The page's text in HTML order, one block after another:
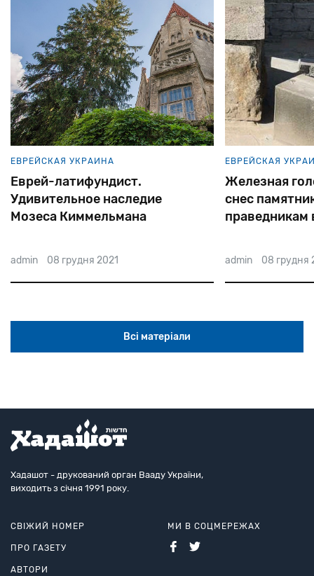
ЕВРЕЙСКАЯ УКРАИНА
Еврей-латифундист.
Удивительное наследие
Мозеса Киммельмана
admin 08 грудня 2021
ЕВРЕЙСКАЯ
Железная
снес
праведникам
admin 08 грудня
Всі матеріали
Хадашот - друкований орган Вааду України,
виходить з січня 1991 року.
СВІЖИЙ НОМЕР
ПРО ГАЗЕТУ
АВТОРИ
МИ В СОЦМЕРЕЖАХ